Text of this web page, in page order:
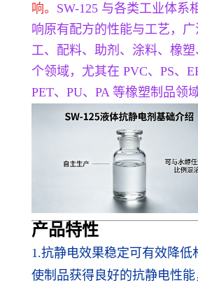
响。 SW-125 与各类工业体系
响原有配方的性能与工艺，
工、配料、助剂、涂料、橡
个领域，尤其在 PVC、PS、
PET、PU、PA 等橡塑制品领
产品特性
1.抗静电效果稳定可有效降低
使制品获得良好的抗静电性